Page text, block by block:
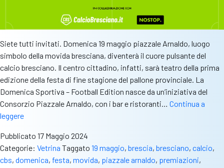
Siete tutti invitati. Domenica 19 maggio piazzale Arnaldo, luogo
simbolo della movida bresciana, diventerà il cuore pulsante del
calcio bresciano. Il centro cittadino, infatti, sarà teatro della prima
edizione della festa di fine stagione del pallone provinciale. La
Domenica Sportiva – Football Edition nasce da un’iniziativa del
Consorzio Piazzale Arnaldo, con i bar e ristoranti… Continua a
leggereLa
Sportiva,
il
19
Pubblicato 17 Maggio 2024
Categorie: Vetrina Taggato 19 maggio, brescia, bresciano, calcio,
cbs, domenica, festa, movida, piazzale arnaldo, premiazioni,